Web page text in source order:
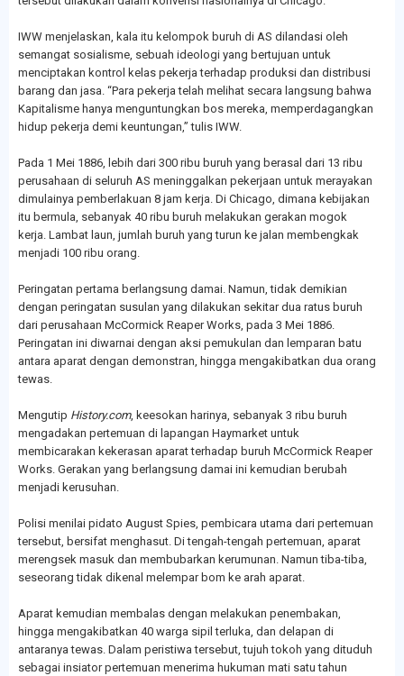
IWW menjelaskan, kala itu kelompok buruh di AS dilandasi oleh
semangat sosialisme, sebuah ideologi yang bertujuan untuk
menciptakan kontrol kelas pekerja terhadap produksi dan distribusi
barang dan jasa. “Para pekerja telah melihat secara langsung bahwa
Kapitalisme hanya menguntungkan bos mereka, memperdagangkan
hidup pekerja demi keuntungan,” tulis IWW.
Pada 1 Mei 1886, lebih dari 300 ribu buruh yang berasal dari 13 ribu
perusahaan di seluruh AS meninggalkan pekerjaan untuk merayakan
dimulainya pemberlakuan 8 jam kerja. Di Chicago, dimana kebijakan
itu bermula, sebanyak 40 ribu buruh melakukan gerakan mogok
kerja. Lambat laun, jumlah buruh yang turun ke jalan membengkak
menjadi 100 ribu orang.
Peringatan pertama berlangsung damai. Namun, tidak demikian
dengan peringatan susulan yang dilakukan sekitar dua ratus buruh
dari perusahaan McCormick Reaper Works, pada 3 Mei 1886.
Peringatan ini diwarnai dengan aksi pemukulan dan lemparan batu
antara aparat dengan demonstran, hingga mengakibatkan dua orang
tewas.
Mengutip History.com, keesokan harinya, sebanyak 3 ribu buruh
mengadakan pertemuan di lapangan Haymarket untuk
membicarakan kekerasan aparat terhadap buruh McCormick Reaper
Works. Gerakan yang berlangsung damai ini kemudian berubah
menjadi kerusuhan.
Polisi menilai pidato August Spies, pembicara utama dari pertemuan
tersebut, bersifat menghasut. Di tengah-tengah pertemuan, aparat
merengsek masuk dan membubarkan kerumunan. Namun tiba-tiba,
seseorang tidak dikenal melempar bom ke arah aparat.
Aparat kemudian membalas dengan melakukan penembakan,
hingga mengakibatkan 40 warga sipil terluka, dan delapan di
antaranya tewas. Dalam peristiwa tersebut, tujuh tokoh yang dituduh
sebagai insiator pertemuan menerima hukuman mati satu tahun